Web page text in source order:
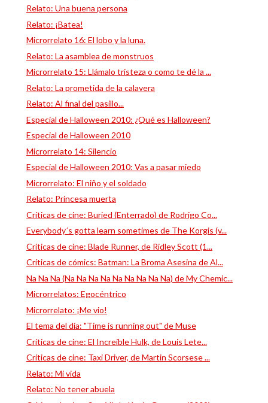
Relato: Una buena persona
Relato: ¡Batea!
Microrrelato 16: El lobo y la luna.
Relato: La asamblea de monstruos
Microrrelato 15: Llámalo tristeza o como te dé la ...
Relato: La prometida de la calavera
Relato: Al final del pasillo...
Especial de Halloween 2010: ¿Qué es Halloween?
Especial de Halloween 2010
Microrrelato 14: Silencio
Especial de Halloween 2010: Vas a pasar miedo
Microrrelato: El niño y el soldado
Relato: Princesa muerta
Críticas de cine: Buried (Enterrado) de Rodrigo Co...
Everybody´s gotta learn sometimes de The Korgis (v...
Críticas de cine: Blade Runner, de Ridley Scott (1...
Críticas de cómics: Batman: La Broma Asesina de Al...
Na Na Na (Na Na Na Na Na Na Na Na Na) de My Chemic...
Microrrelatos: Egocéntrico
Microrrelato: ¡Me vio!
El tema del día: "Time is running out" de Muse
Críticas de cine: El Increíble Hulk, de Louis Lete...
Críticas de cine: Taxi Driver, de Martin Scorsese ...
Relato: Mi vida
Relato: No tener abuela